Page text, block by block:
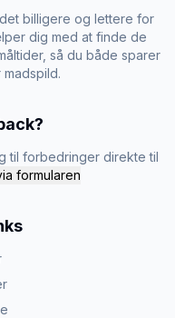
billigere og lettere for
dig med at finde de
så du både sparer
til forbedringer direkte til
formularen